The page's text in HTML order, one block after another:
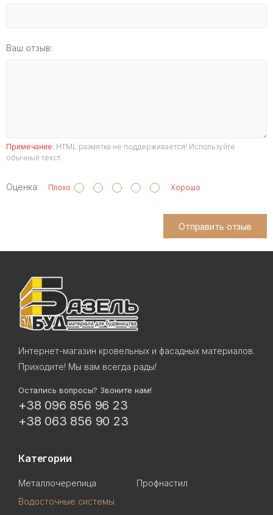
Ваш отзыв:
Примечание: HTML разметка не поддерживается! Используйте
обычный текст.
Оценка: Плохо Хорошо
Отправить отзыв
Интернет-магазин кровельных и фасадных материалов.
Приходите! Мы вам всегда рады!
Остались вопросы? Звоните нам!
+38 096 856 96 23
+38 063 856 90 23
Категории
Металлочерепица
Профнастил
Водосточные системы